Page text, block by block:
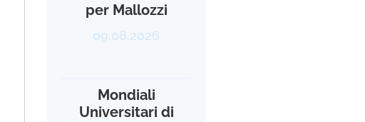
per Mallozzi
09.08.2026
Mondiali
Universitari di